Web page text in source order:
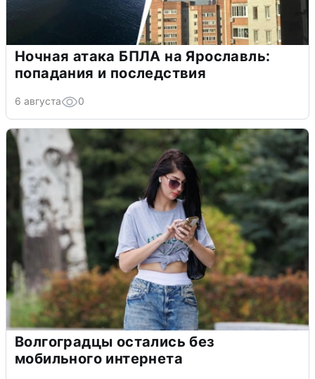
Ночная атака БПЛА на Ярославль:
попадания и последствия
6 августа 0
Волгоградцы остались без
мобильного интернета